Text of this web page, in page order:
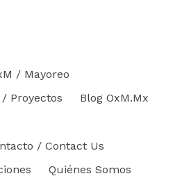
/ Mayoreo
Proyectos
Blog OxM.Mx
/ Contact Us
Quiénes Somos